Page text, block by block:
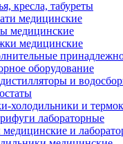
кресла, табуреты
медицинские
медицинские
медицинские
оборудование
и
холодильники и
лабораторные
и